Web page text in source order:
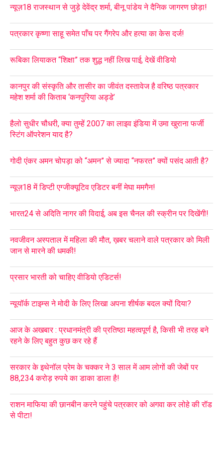
न्यूज़18 राजस्थान से जुड़े देवेंद्र शर्मा, बीनू पांडेय ने दैनिक जागरण छोड़ा!
पत्रकार कृष्णा साहू समेत पाँच पर गैंगरेप और हत्या का केस दर्ज!
रूबिका लियाकत “शिक्षा” तक शुद्ध नहीं लिख पाई, देखें वीडियो
कानपुर की संस्कृति और तासीर का जीवंत दस्तावेज है वरिष्ठ पत्रकार
महेश शर्मा की किताब ‘कनपुरिया अड्डे’
हैलो सुधीर चौधरी, क्या तुम्हें 2007 का लाइव इंडिया में उमा खुराना फर्जी
स्टिंग ऑपरेशन याद है?
गोदी एंकर अमन चोपड़ा को “अमन” से ज्यादा “नफरत” क्यों पसंद आती है?
न्यूज़18 में डिप्टी एग्जीक्यूटिव एडिटर बनीं मेघा ममगैन!
भारत24 से अदिति नागर की विदाई, अब इस चैनल की स्क्रीन पर दिखेंगी!
नवजीवन अस्पताल में महिला की मौत, ख़बर चलाने वाले पत्रकार को मिली
जान से मारने की धमकी!
प्रसार भारती को चाहिए वीडियो एडिटर्स!
न्यूयॉर्क टाइम्स ने मोदी के लिए लिखा अपना शीर्षक बदल क्यों दिया?
आज के अखबार : प्रधानमंत्री की प्रतिष्ठा महत्वपूर्ण है, किसी भी तरह बने
रहने के लिए बहुत कुछ कर रहे हैं
सरकार के इथेनॉल प्रेम के चक्कर ने 3 साल में आम लोगों की जेबों पर
88,234 करोड़ रुपये का डाका डाला है!
राशन माफिया की छानबीन करने पहुंचे पत्रकार को अगवा कर लोहे की रॉड
से पीटा!